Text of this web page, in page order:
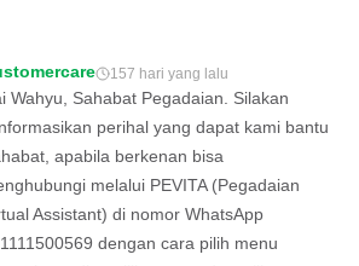
157 hari yang lalu
Wahyu, Sahabat Pegadaian. Silakan
perihal yang dapat kami bantu
apabila berkenan bisa
melalui PEVITA (Pegadaian
Assistant) di nomor WhatsApp
dengan cara pilih menu